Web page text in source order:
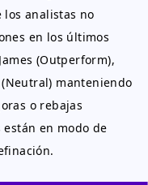
los analistas no
en los últimos
(Outperform),
manteniendo
o rebajas
en modo de